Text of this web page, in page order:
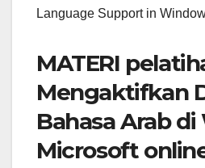
Language Support in
MATERI
Mengaktifkan
Bahasa Arab
Microsoft